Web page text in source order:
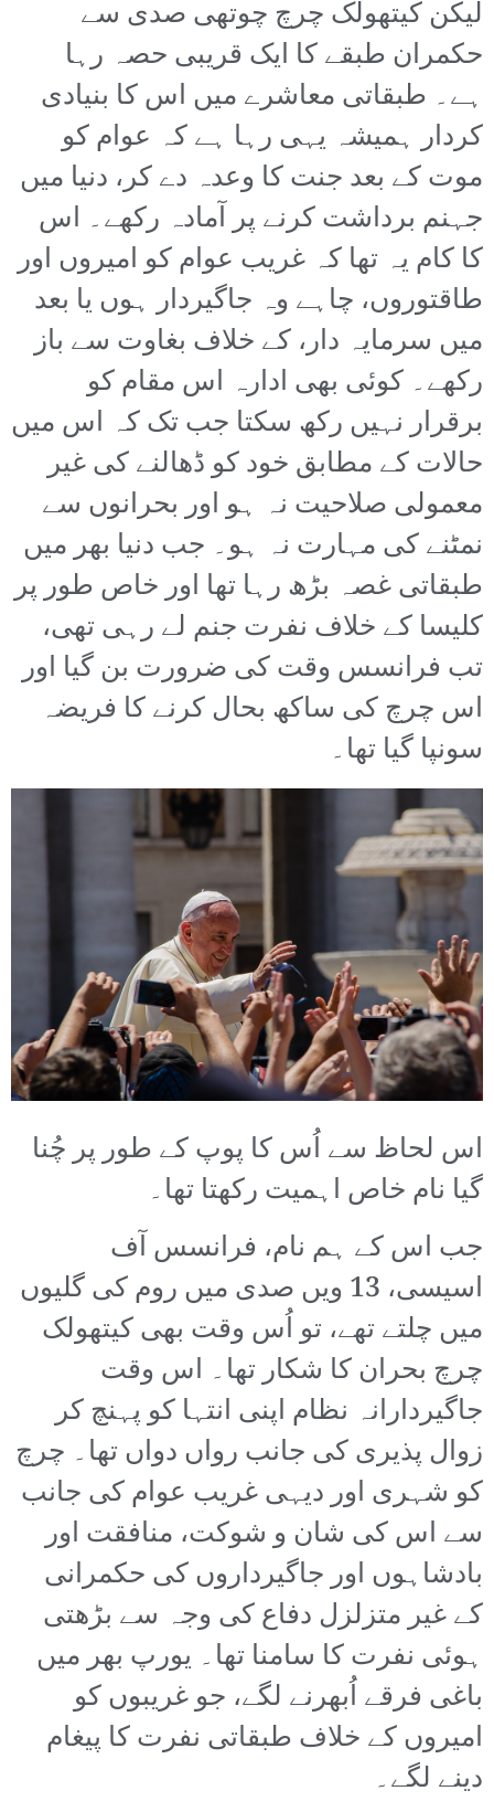
لیکن کیتھولک چرچ چوتھی صدی سے
حکمران طبقے کا ایک قریبی حصہ رہا
ہے۔ طبقاتی معاشرے میں اس کا بنیادی
کردار ہمیشہ یہی رہا ہے کہ عوام کو
موت کے بعد جنت کا وعدہ دے کر، دنیا میں
جہنم برداشت کرنے پر آمادہ رکھے۔ اس
کا کام یہ تھا کہ غریب عوام کو امیروں اور
طاقتوروں، چاہے وہ جاگیردار ہوں یا بعد
میں سرمایہ دار، کے خلاف بغاوت سے باز
رکھے۔ کوئی بھی ادارہ اس مقام کو
برقرار نہیں رکھ سکتا جب تک کہ اس میں
حالات کے مطابق خود کو ڈھالنے کی غیر
معمولی صلاحیت نہ ہو اور بحرانوں سے
نمٹنے کی مہارت نہ ہو۔ جب دنیا بھر میں
طبقاتی غصہ بڑھ رہا تھا اور خاص طور پر
کلیسا کے خلاف نفرت جنم لے رہی تھی،
تب فرانسس وقت کی ضرورت بن گیا اور
اس چرچ کی ساکھ بحال کرنے کا فریضہ
سونپا گیا تھا۔
اس لحاظ سے اُس کا پوپ کے طور پر چُنا
گیا نام خاص اہمیت رکھتا تھا۔
جب اس کے ہم نام، فرانسس آف
اسیسی، 13 ویں صدی میں روم کی گلیوں
میں چلتے تھے، تو اُس وقت بھی کیتھولک
چرچ بحران کا شکار تھا۔ اس وقت
جاگیردارانہ نظام اپنی انتہا کو پہنچ کر
زوال پذیری کی جانب رواں دواں تھا۔ چرچ
کو شہری اور دیہی غریب عوام کی جانب
سے اس کی شان و شوکت، منافقت اور
بادشاہوں اور جاگیرداروں کی حکمرانی
کے غیر متزلزل دفاع کی وجہ سے بڑھتی
ہوئی نفرت کا سامنا تھا۔ یورپ بھر میں
باغی فرقے اُبھرنے لگے، جو غریبوں کو
امیروں کے خلاف طبقاتی نفرت کا پیغام
دینے لگے۔